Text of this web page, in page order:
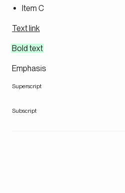
Item C
Text link
Bold text
Emphasis
Superscript
Subscript